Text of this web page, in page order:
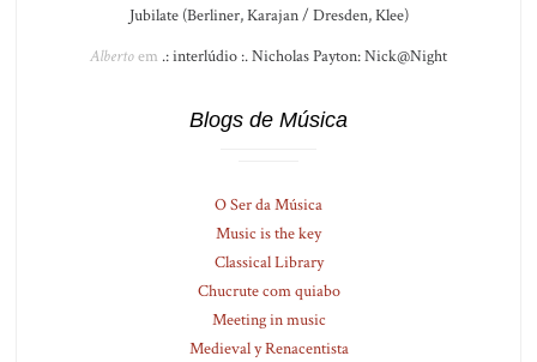
Jubilate (Berliner, Karajan / Dresden, Klee)
Albertoem .: interlúdio :. Nicholas Payton: Nick@Night
Blogs de Música
O Ser da Música
Music is the key
Classical Library
Chucrute com quiabo
Meeting in music
Medieval y Renacentista